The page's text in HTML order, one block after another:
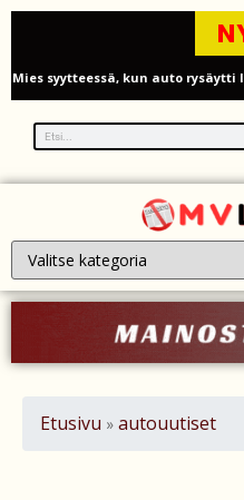
Mies syytteessä, kun auto
New Yorkin NBA-
ja busseja
Kimi ja Minttu Räikkönen
Nigel Farage vaatii
Justin Trudeau
Etusivu » autouutiset